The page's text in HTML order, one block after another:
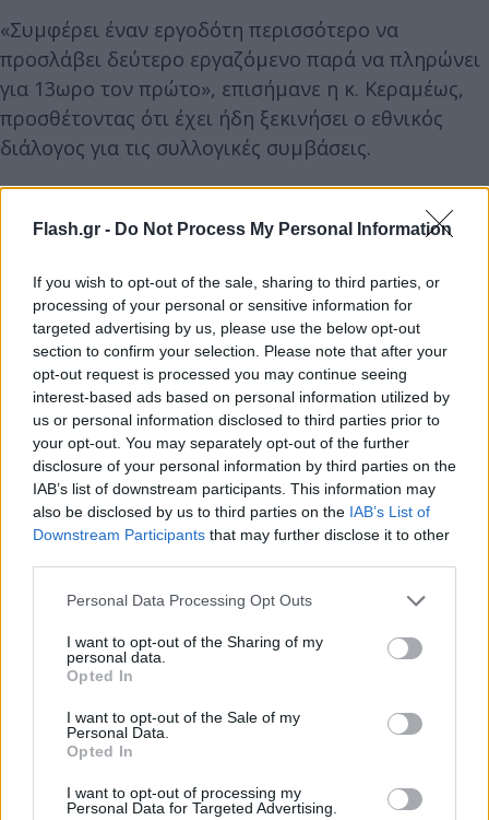
Flash.gr - Do Not Process My Personal Information
If you wish to opt-out of the sale, sharing to third parties, or
processing of your personal or sensitive information for
targeted advertising by us, please use the below opt-out
section to confirm your selection. Please note that after your
opt-out request is processed you may continue seeing
interest-based ads based on personal information utilized by
us or personal information disclosed to third parties prior to
your opt-out. You may separately opt-out of the further
disclosure of your personal information by third parties on the
IAB’s list of downstream participants. This information may
also be disclosed by us to third parties on the IAB’s List of
Downstream Participants that may further disclose it to other
Please note that this website/app uses one or more Google
not limited to your visit or usage behaviour. You may click to
grant or deny consent to Google and its third-party tags to
use your data for below specified purposes in below Google
consent section.
Personal Data Processing Opt Outs
I want to opt-out of the Sharing of my
personal data.
Opted In
I want to opt-out of the Sale of my
Personal Data.
Opted In
I want to opt-out of processing my
Personal Data for Targeted Advertising.
«Συμφέρει έναν εργοδότη περισσότερο να
προσλάβει δεύτερο εργαζόμενο παρά να πληρώνει
για 13ωρο τον πρώτο», επισήμανε η κ. Κεραμέως,
προσθέτοντας ότι έχει ήδη ξεκινήσει ο εθνικός
διάλογος για τις συλλογικές συμβάσεις.
Τετραήμερη εργασία: ήδη εφικτή με το ισχύον
πλαίσιο
Αναφερόμενη στο ενδεχόμενο τετραήμερης
εργασίας, η υπουργός υπενθύμισε ότι το ισχύον
νομοσχέδιο ήδη δίνει αυτή τη δυνατότητα. «Ένας
εργαζόμενος μπορεί να εργάζεται τετραήμερο
αν το επιλέξει», είπε χαρακτηριστικά.